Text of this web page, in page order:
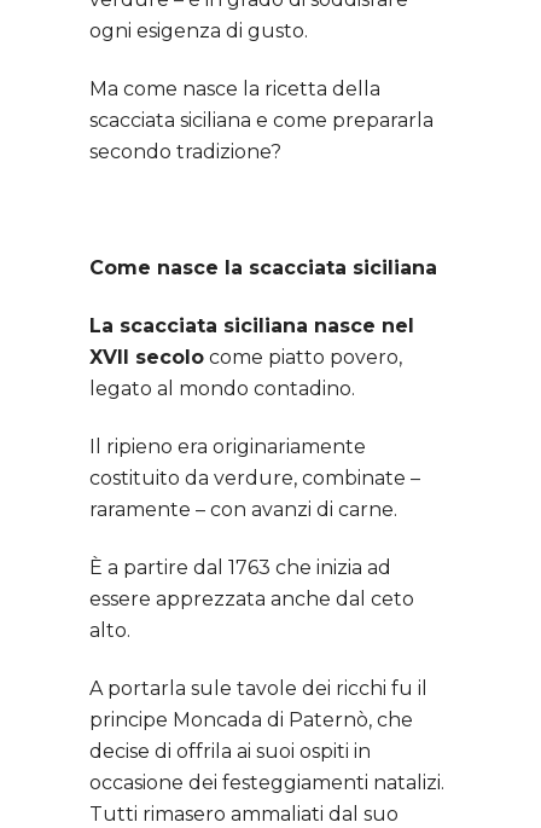
ogni esigenza di gusto.
Ma come nasce la ricetta della
scacciata siciliana e come prepararla
secondo tradizione?
Come nasce la scacciata siciliana
La scacciata siciliana nasce nel
XVII secolo come piatto povero,
legato al mondo contadino.
Il ripieno era originariamente
costituito da verdure, combinate –
raramente – con avanzi di carne.
È a partire dal 1763 che inizia ad
essere apprezzata anche dal ceto
alto.
A portarla sule tavole dei ricchi fu il
principe Moncada di Paternò, che
decise di offrila ai suoi ospiti in
occasione dei festeggiamenti natalizi.
Tutti rimasero ammaliati dal suo